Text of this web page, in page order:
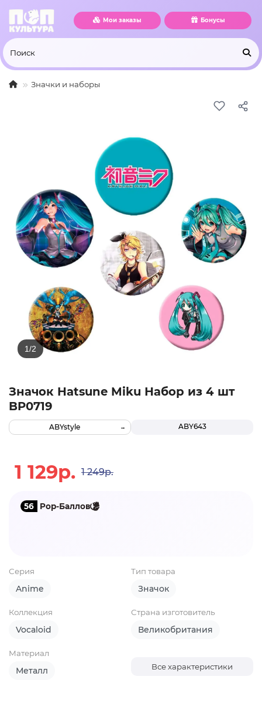
Мои заказы Бонусы
Значки и наборы
Значок Hatsune Miku Набор из 4 шт
BP0719
ABY643
ABYstyle
1 129р. 1 249р.
56 Pop-Баллов
Серия
Anime
Тип товара
Значок
Коллекция
Vocaloid
Страна изготовитель
Великобритания
Материал
Металл Все характеристики